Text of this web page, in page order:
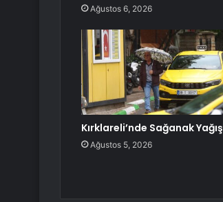
Ağustos 6, 2026
Kırklareli’nde Sağanak Yağış
Ağustos 5, 2026